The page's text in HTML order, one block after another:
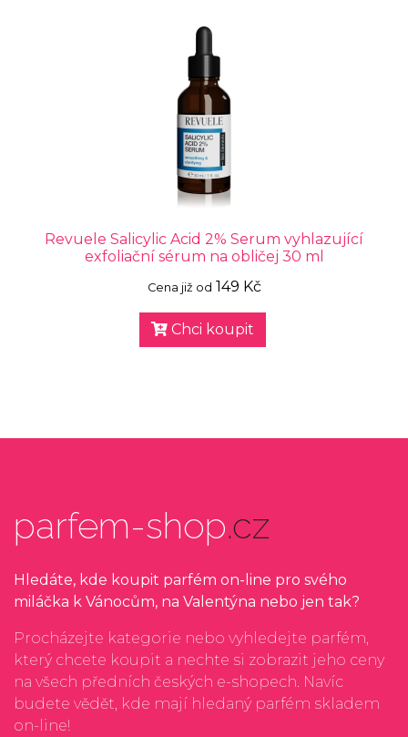
Revuele Salicylic Acid 2% Serum vyhlazující
exfoliační sérum na obličej 30 ml
Cena již od 149 Kč
Chci koupit
parfem-shop.cz
Hledáte, kde koupit parfém on-line pro svého
miláčka k Vánocům, na Valentýna nebo jen tak?
Procházejte kategorie nebo vyhledejte parfém,
který chcete koupit a nechte si zobrazit jeho ceny
na všech předních českých e-shopech. Navíc
budete vědět, kde mají hledaný parfém skladem
on-line!